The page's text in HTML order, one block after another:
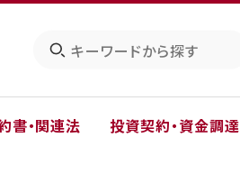
書・関連法 投資契約・資金調達